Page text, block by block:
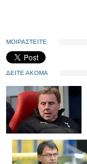
ΜΟΙΡΑΣΤΕΙΤΕ
ΔΕΙΤΕ ΑΚΟΜΑ